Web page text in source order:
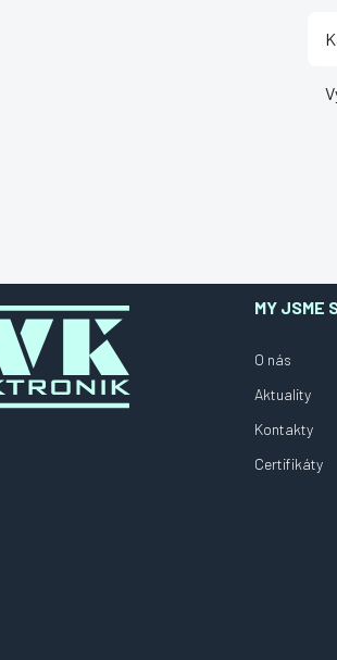
MY JSME
O nás
Aktuality
Kontakty
Certifikáty